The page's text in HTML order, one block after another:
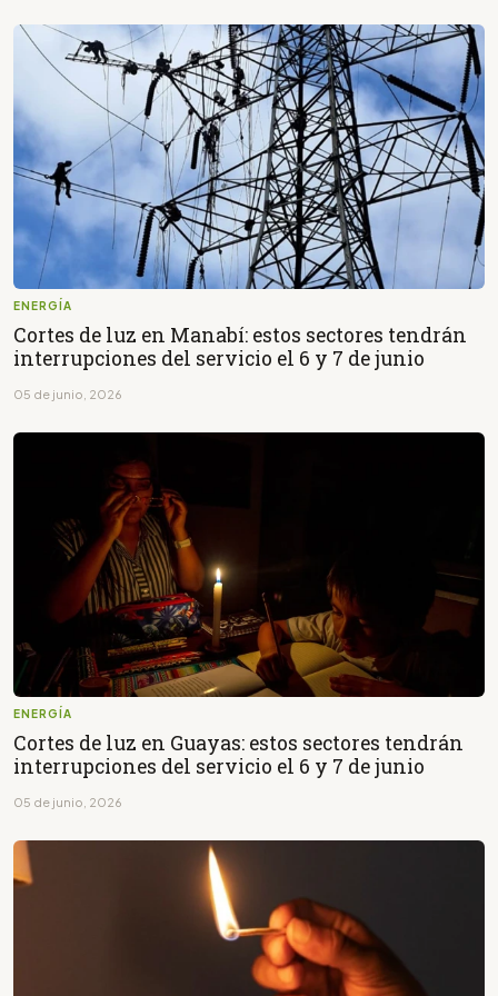
ENERGÍA
Cortes de luz en Manabí: estos sectores tendrán
interrupciones del servicio el 6 y 7 de junio
05 de junio, 2026
ENERGÍA
Cortes de luz en Guayas: estos sectores tendrán
interrupciones del servicio el 6 y 7 de junio
05 de junio, 2026